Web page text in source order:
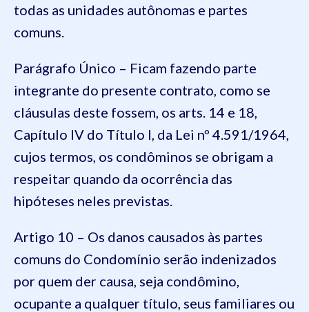
todas as unidades autônomas e partes
comuns.
Parágrafo Único – Ficam fazendo parte
integrante do presente contrato, como se
cláusulas deste fossem, os arts. 14 e 18,
Capítulo IV do Título I, da Lei nº 4.591/1964,
cujos termos, os condôminos se obrigam a
respeitar quando da ocorrência das
hipóteses neles previstas.
Artigo 10 – Os danos causados às partes
comuns do Condomínio serão indenizados
por quem der causa, seja condômino,
ocupante a qualquer título, seus familiares ou